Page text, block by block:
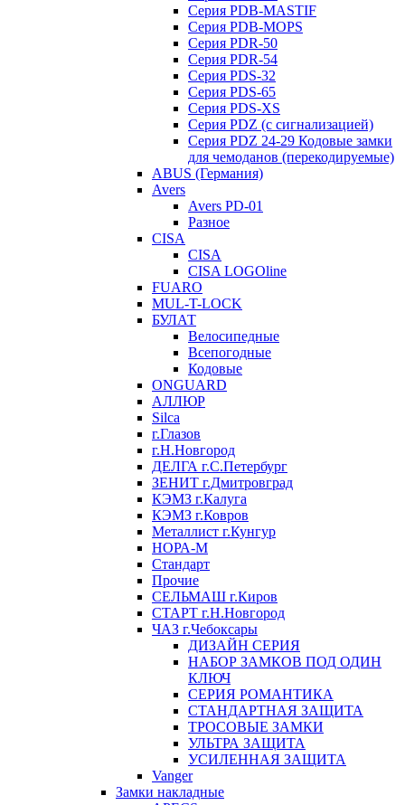
Серия PDB-MASTIF
Серия PDB-MOPS
Серия PDR-50
Серия PDR-54
Серия PDS-32
Серия PDS-65
Серия PDS-XS
Серия PDZ (с сигнализацией)
Серия PDZ 24-29 Кодовые замки
для чемоданов (перекодируемые)
ABUS (Германия)
Avers
Avers PD-01
Разное
CISA
CISA
CISA LOGOline
FUARO
MUL-T-LOCK
БУЛАТ
Велосипедные
Всепогодные
Кодовые
ONGUARD
АЛЛЮР
Silca
г.Глазов
г.Н.Новгород
ДЕЛГА г.С.Петербург
ЗЕНИТ г.Дмитровград
КЭМЗ г.Калуга
КЭМЗ г.Ковров
Металлист г.Кунгур
НОРА-М
Стандарт
Прочие
СЕЛЬМАШ г.Киров
СТАРТ г.Н.Новгород
ЧАЗ г.Чебоксары
ДИЗАЙН СЕРИЯ
НАБОР ЗАМКОВ ПОД ОДИН
КЛЮЧ
СЕРИЯ РОМАНТИКА
СТАНДАРТНАЯ ЗАЩИТА
ТРОСОВЫЕ ЗАМКИ
УЛЬТРА ЗАЩИТА
УСИЛЕННАЯ ЗАЩИТА
Vanger
Замки накладные